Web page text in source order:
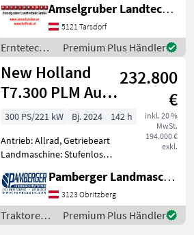
Fach Ballenwickler (Modell
Z 577) mit Selbstladearm.
Mit 50/75 cm
Folienvorstrecker. Mit
digitale
Amselgruber Landtechnik GmbH
5121 Tarsdorf
Erntetechnik
Grünland /
Metal-Fach
Premium Plus Händler
New Holland
T7.300 PLM Auto
Command
232.800
€
inkl. 20 %
MwSt.
194.000 €
exkl.
300 PS/221 kW Bj. 2024
142 h
Antrieb: Allrad, Getriebeart
Landmaschine: Stufenloses
Zapfwellendrehzahl:
540/540E/1000/1000E,
Höchstgeschwindigkeit in
km/h: 50 km/h, Aufla
Pamberger Landmaschinentechnik GmbH
3123 Obritzberg
Traktoren /
New
Premium Plus Händler